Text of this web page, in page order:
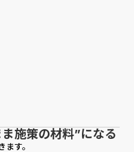
施策の材料”になる
す。